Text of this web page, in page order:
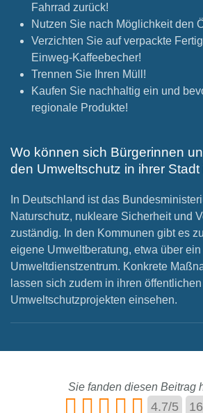
Fahrrad zurück!
Nutzen Sie nach Möglichkeit den
Verzichten Sie auf verpackte
Einweg-Kaffeebecher!
Trennen Sie Ihren Müll!
Kaufen Sie nachhaltig ein und
regionale Produkte!
Wo können sich Bürgerinnen
den Umweltschutz in ihrer Stadt
In Deutschland ist das
Naturschutz, nukleare Sicherheit und
zuständig. In den Kommunen gibt es
eigene Umweltberatung, etwa über ein
Umweltdienstzentrum. Konkrete
lassen sich zudem in ihren öffentlichen
Umweltschutzprojekten einsehen.
Sie fanden diesen Beitrag
4.7/5 16